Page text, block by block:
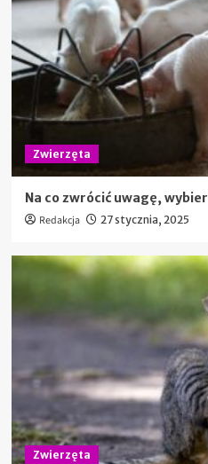
Zwierzęta
Na co zwrócić uwagę,
Redakcja 27 stycznia, 2025
Zwierzęta